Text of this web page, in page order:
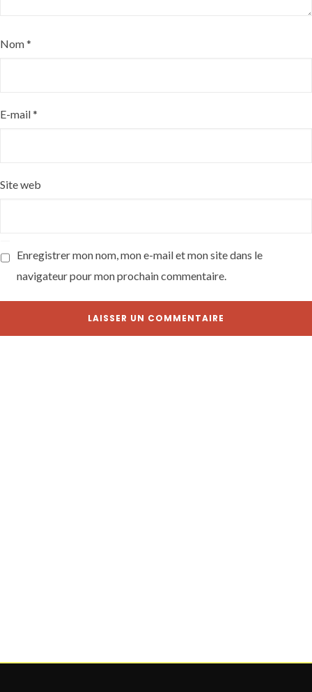
Nom*
E-mail*
Site web
Enregistrer mon nom, mon e-mail et mon site dans le
navigateur pour mon prochain commentaire.